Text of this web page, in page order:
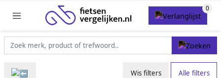
Wis filters Alle filters